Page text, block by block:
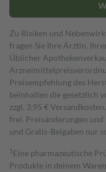
Zu Risiken und
fragen Sie Ihre Ärztin,
Üblicher
Preisempfehlung des
beinhalten die gesetzlich
zzgl. 3,95 €
frei. Preisänderungen
und Gratis-Beigaben nur
1 Eine pharmazeutische
Produkte in deinem